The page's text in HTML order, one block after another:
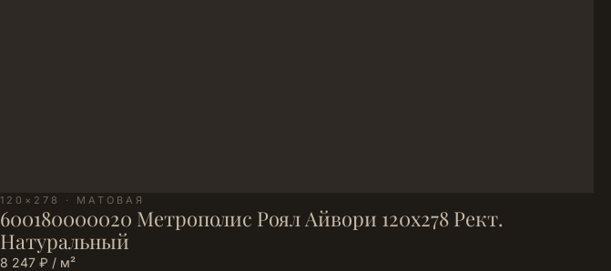
120×278 · МАТОВАЯ
600180000020 Метрополис Роял Айвори 120х278 Рект.
Натуральный
8 247 ₽ / м²